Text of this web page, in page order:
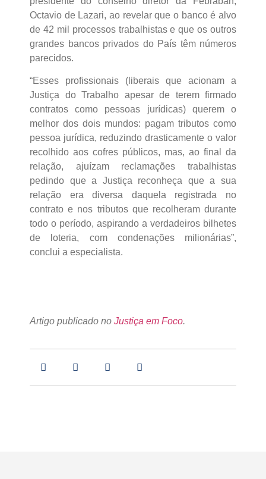
Octavio de Lazari, ao revelar que o banco é alvo
de 42 mil processos trabalhistas e que os outros
grandes bancos privados do País têm números
parecidos.
“Esses profissionais (liberais que acionam a
Justiça do Trabalho apesar de terem firmado
contratos como pessoas jurídicas) querem o
melhor dos dois mundos: pagam tributos como
pessoa jurídica, reduzindo drasticamente o valor
recolhido aos cofres públicos, mas, ao final da
relação, ajuízam reclamações trabalhistas
pedindo que a Justiça reconheça que a sua
relação era diversa daquela registrada no
contrato e nos tributos que recolheram durante
todo o período, aspirando a verdadeiros bilhetes
de loteria, com condenações milionárias”,
conclui a especialista.
Artigo publicado no Justiça em Foco.